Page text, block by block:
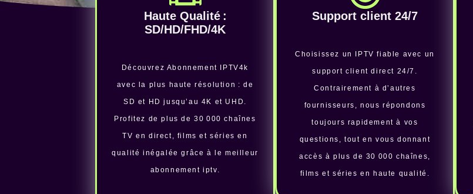
Haute Qualité :
SD/HD/FHD/4K
Découvrez Abonnement IPTV4k
avec la plus haute résolution : de
SD et HD jusqu’au 4K et UHD.
Profitez de plus de 30 000 chaînes
TV en direct, films et séries en
qualité inégalée grâce à le meilleur
abonnement iptv.
Support client 24/7
Choisissez un IPTV fiable avec un
support client direct 24/7.
Contrairement à d’autres
fournisseurs, nous répondons
toujours rapidement à vos
questions, tout en vous donnant
accès à plus de 30 000 chaînes,
films et séries en haute qualité.